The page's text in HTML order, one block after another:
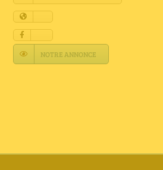
Actualités
Contact
NOTRE ANNONCE